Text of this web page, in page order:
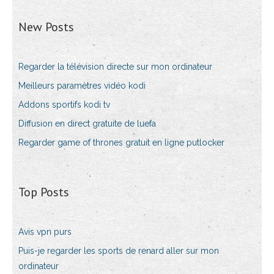
New Posts
Regarder la télévision directe sur mon ordinateur
Meilleurs paramètres vidéo kodi
Addons sportifs kodi tv
Diffusion en direct gratuite de luefa
Regarder game of thrones gratuit en ligne putlocker
Top Posts
Avis vpn purs
Puis-je regarder les sports de renard aller sur mon
ordinateur